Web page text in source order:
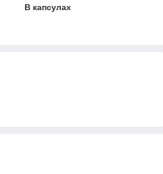
В капсулах